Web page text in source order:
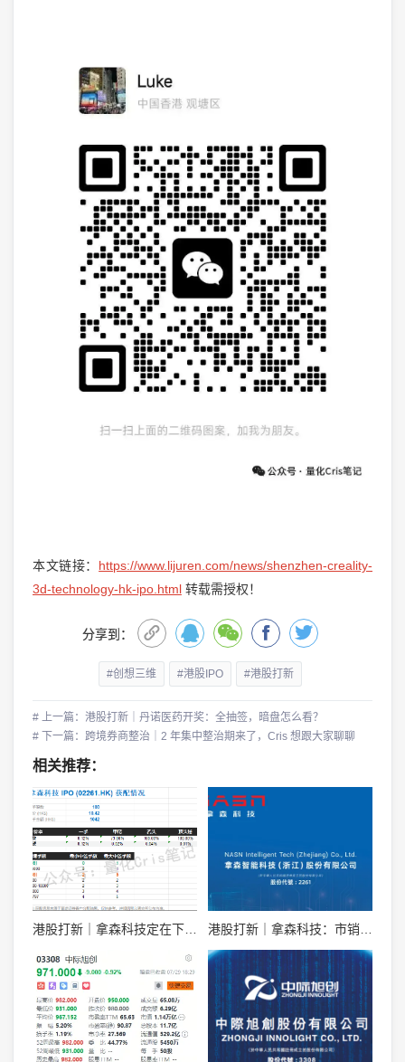
本文链接： https://www.lijuren.com/news/shenzhen-creality-
3d-technology-hk-ipo.html转载需授权！
分享到：
#创想三维 #港股IPO #港股打新
# 上一篇：港股打新｜丹诺医药开奖：全抽签，暗盘怎么看？
# 下一篇：跨境券商整治｜2 年集中整治期来了，Cris 想跟大家聊聊
相关推荐：
港股打新｜拿森科技定在下限，散户真抢一手！ 港股打新｜拿森科技：市销率 9 倍，融资溢价 30%，能打吗？